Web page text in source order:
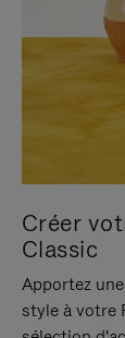
Créer
Classic
Apportez
style à votre